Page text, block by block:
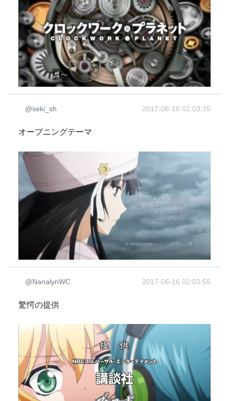
@seki_sh 2017-06-16 02:03:35
オープニングテーマ
@NanalynWC 2017-06-16 02:03:55
驚愕の提供